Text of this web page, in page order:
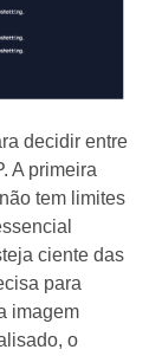
decidir entre
A primeira
tem limites
ciente das
para
imagem
o